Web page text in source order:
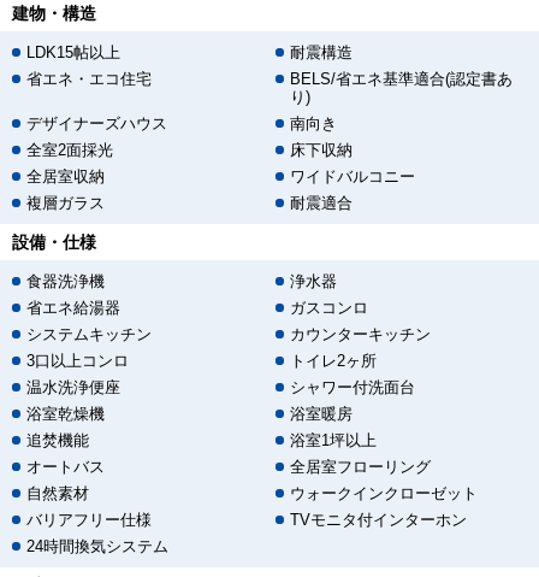
建物・構造
LDK15帖以上
耐震構造
省エネ・エコ住宅
BELS/省エネ基準適合(認定書あ
り)
デザイナーズハウス
南向き
全室2面採光
床下収納
全居室収納
ワイドバルコニー
複層ガラス
耐震適合
設備・仕様
食器洗浄機
浄水器
省エネ給湯器
ガスコンロ
システムキッチン
カウンターキッチン
3口以上コンロ
トイレ2ヶ所
温水洗浄便座
シャワー付洗面台
浴室乾燥機
浴室暖房
追焚機能
浴室1坪以上
オートバス
全居室フローリング
自然素材
ウォークインクローゼット
バリアフリー仕様
TVモニタ付インターホン
24時間換気システム